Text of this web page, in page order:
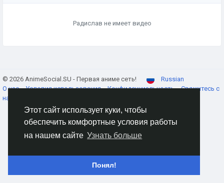
Этот сайт использует куки, чтобы
обеспечить комфортные условия работы
на нашем сайте Узнать больше
Понял!
Радислав не имеет видео
© 2026 AnimeSocial.SU - Первая аниме сеть!
Russian
О нас
Условия использования Конфиденциальность
Свяжитесь с
нами